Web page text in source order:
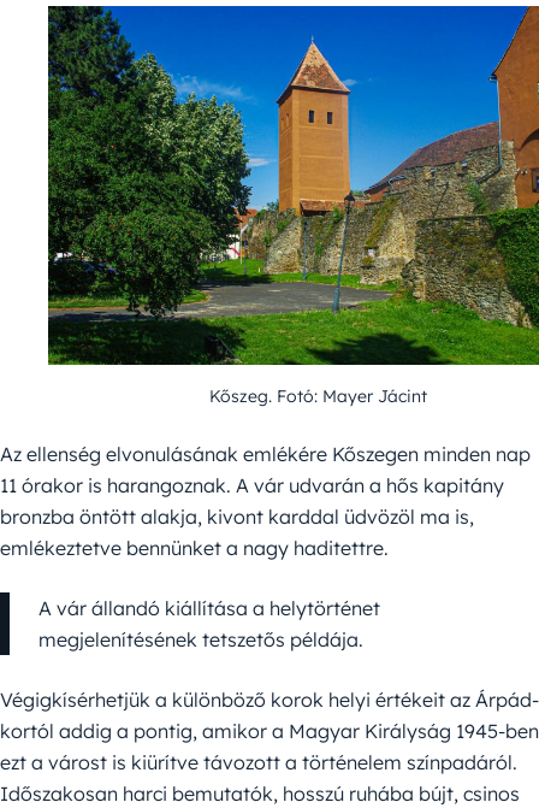
Kőszeg. Fotó: Mayer Jácint
Az ellenség elvonulásának emlékére Kőszegen minden nap
11 órakor is harangoznak. A vár udvarán a hős kapitány
bronzba öntött alakja, kivont karddal üdvözöl ma is,
emlékeztetve bennünket a nagy haditettre.
A vár állandó kiállítása a helytörténet
megjelenítésének tetszetős példája.
Végigkísérhetjük a különböző korok helyi értékeit az Árpád-
kortól addig a pontig, amikor a Magyar Királyság 1945-ben
ezt a várost is kiürítve távozott a történelem színpadáról.
Időszakosan harci bemutatók, hosszú ruhába bújt, csinos